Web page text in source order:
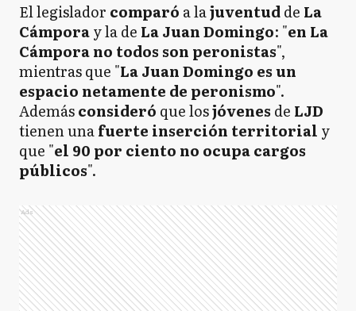
El legislador comparó a lajuventudde La
Cámporay la de La Juan Domingo: "en La
Cámpora no todos son peronistas",
mientras que "La Juan Domingo es un
espacio netamente de peronismo".
Ademásconsideró que losjóvenes de LJD
tienen unafuerte inserción territorial y
que "el 90 por ciento no ocupa cargos
públicos".
Ads